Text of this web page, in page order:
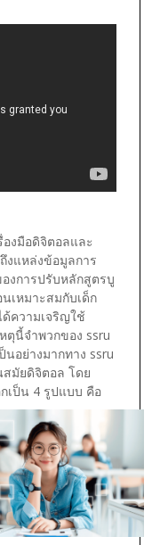
องมือดิจิตอลและ
งแหล่งข้อมูลการ
งการปรับหลักสูตรบู
เหมาะสมกับเด็ก
ด้ความเจริญใช้
ตุนี้จำพวกของ ssru
นอย่างมากทาง ssru
สมัยดิจิตอล โดย
เป็น 4 รูปแบบ คือ